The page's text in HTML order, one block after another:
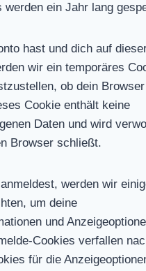
werden ein Jahr lang
hast und dich auf
wir ein temporäres
ob dein
Cookie enthält keine
Daten und wird
Browser schließt.
werden wir
um deine
und
Cookies verfallen
für die